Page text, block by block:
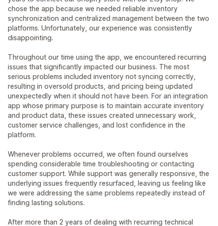
chose the app because we needed reliable inventory
synchronization and centralized management between the two
platforms. Unfortunately, our experience was consistently
disappointing.
Throughout our time using the app, we encountered recurring
issues that significantly impacted our business. The most
serious problems included inventory not syncing correctly,
resulting in oversold products, and pricing being updated
unexpectedly when it should not have been. For an integration
app whose primary purpose is to maintain accurate inventory
and product data, these issues created unnecessary work,
customer service challenges, and lost confidence in the
platform.
Whenever problems occurred, we often found ourselves
spending considerable time troubleshooting or contacting
customer support. While support was generally responsive, the
underlying issues frequently resurfaced, leaving us feeling like
we were addressing the same problems repeatedly instead of
finding lasting solutions.
After more than 2 years of dealing with recurring technical